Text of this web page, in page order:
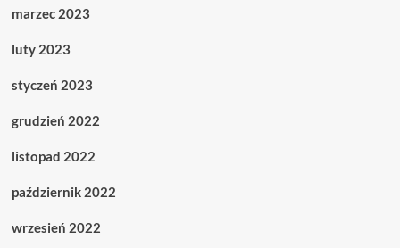
marzec 2023
luty 2023
styczeń 2023
grudzień 2022
listopad 2022
październik 2022
wrzesień 2022